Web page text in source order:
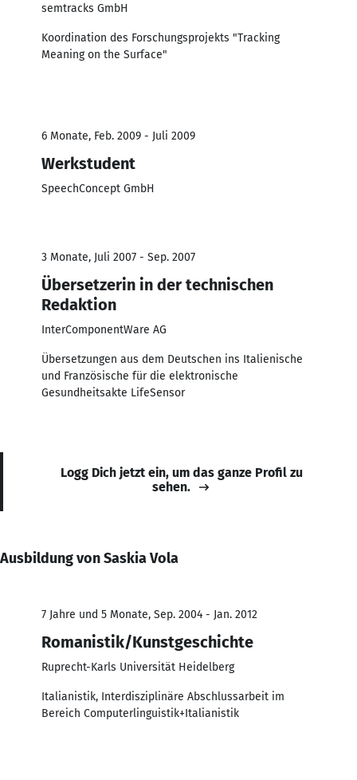
semtracks GmbH
Koordination des Forschungsprojekts "Tracking
Meaning on the Surface"
6 Monate, Feb. 2009 - Juli 2009
Werkstudent
SpeechConcept GmbH
3 Monate, Juli 2007 - Sep. 2007
Übersetzerin in der technischen
Redaktion
InterComponentWare AG
Übersetzungen aus dem Deutschen ins Italienische
und Französische für die elektronische
Gesundheitsakte LifeSensor
Logg Dich jetzt ein, um das ganze Profil zu
sehen.
Ausbildung von Saskia Vola
7 Jahre und 5 Monate, Sep. 2004 - Jan. 2012
Romanistik/Kunstgeschichte
Ruprecht-Karls Universität Heidelberg
Italianistik, Interdisziplinäre Abschlussarbeit im
Bereich Computerlinguistik+Italianistik